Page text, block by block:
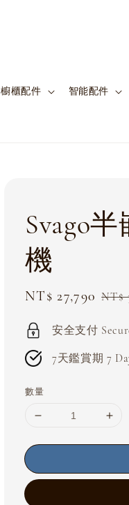
櫥櫃配件 智能配件
Svago
機
Sale
NT$ 27,790 NT$
安全支付
7天鑑賞期 7
數量